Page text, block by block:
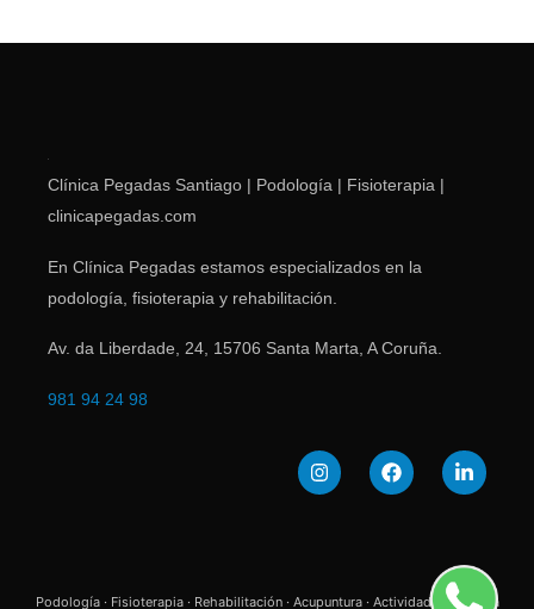
Clínica Pegadas Santiago | Podología | Fisioterapia |
clinicapegadas.com
En Clínica Pegadas estamos especializados en la
podología, fisioterapia y rehabilitación.
Av. da Liberdade, 24, 15706 Santa Marta, A Coruña.
981 94 24 98
Podología · Fisioterapia · Rehabilitación · Acupuntura · Actividades | Clínica